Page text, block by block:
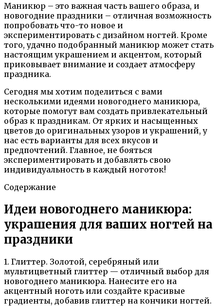
Маникюр – это важная часть вашего образа, и
новогодние праздники – отличная возможность
попробовать что-то новое и
экспериментировать с дизайном ногтей. Кроме
того, удачно подобранный маникюр может стать
настоящим украшением и акцентом, который
приковывает внимание и создает атмосферу
праздника.
Сегодня мы хотим поделиться с вами
несколькими идеями новогоднего маникюра,
которые помогут вам создать привлекательный
образ к праздникам. От ярких и насыщенных
цветов до оригинальных узоров и украшений, у
нас есть варианты для всех вкусов и
предпочтений. Главное, не бояться
экспериментировать и добавлять свою
индивидуальность в каждый ноготок!
Содержание
Идеи новогоднего маникюра:
украшения для ваших ногтей на
праздники
1. Глиттер. Золотой, серебряный или
мультицветный глиттер — отличный выбор для
новогоднего маникюра. Нанесите его на
акцентный ноготь или создайте красивые
градиенты, добавив глиттер на кончики ногтей.